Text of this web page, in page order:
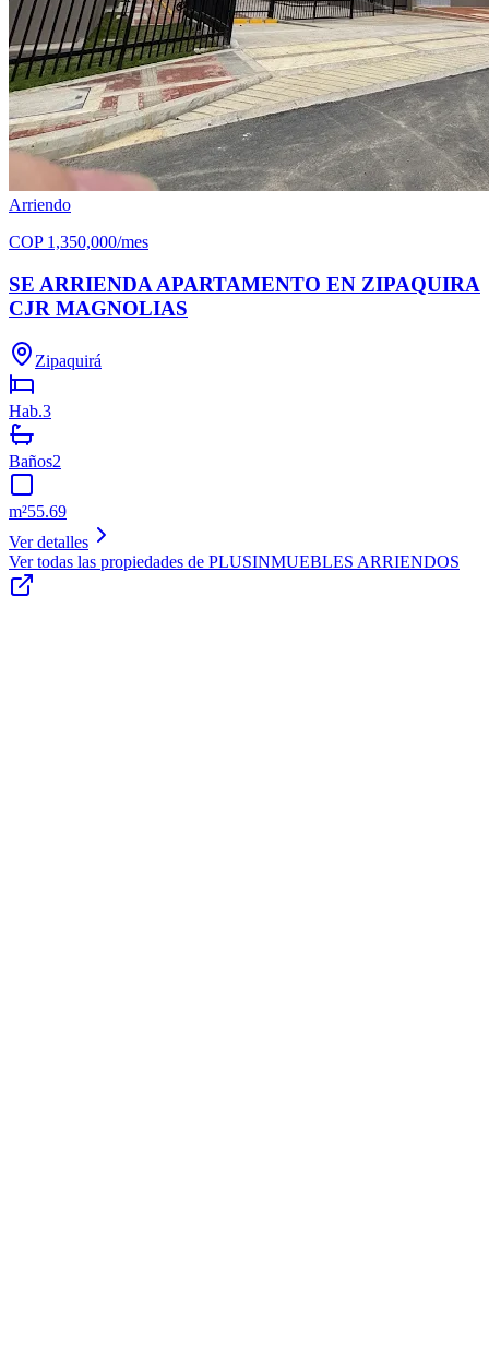
Arriendo
COP 1,350,000/mes
SE ARRIENDA APARTAMENTO EN ZIPAQUIRA
CJR MAGNOLIAS
Zipaquirá
Hab.3
Baños2
m²55.69
Ver detalles
Ver todas las propiedades de PLUSINMUEBLES ARRIENDOS